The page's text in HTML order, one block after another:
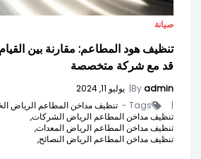
صيانة
تنظيف هود المطاعم: مقارنة بين
قد مع شركة متخصصة
Byadmin
| يوليو 11, 2024
|
Tags -
تنظيف مداخن المطاعم الرياض
تنظيف مداخن المطاعم الرياض الشركات,
تنظيف مداخن المطاعم الرياض المعدات,
تنظيف مداخن المطاعم الرياض النصائح,